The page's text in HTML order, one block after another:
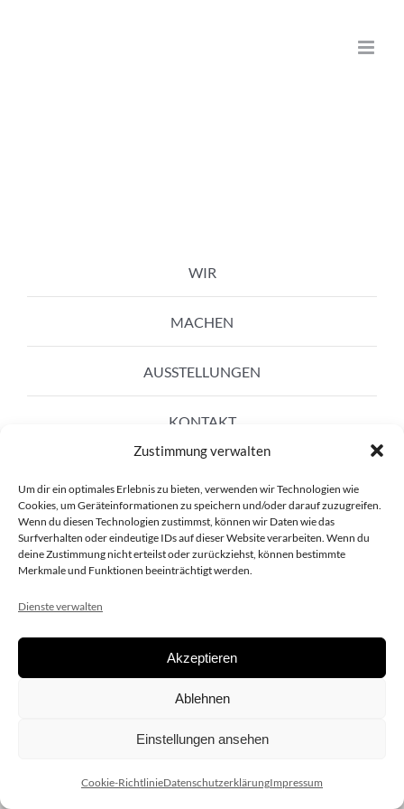
Zustimmung verwalten
Um dir ein optimales Erlebnis zu bieten, verwenden wir Technologien wie
Cookies, um Geräteinformationen zu speichern und/oder darauf zuzugreifen.
Wenn du diesen Technologien zustimmst, können wir Daten wie das
Surfverhalten oder eindeutige IDs auf dieser Website verarbeiten. Wenn du
deine Zustimmung nicht erteilst oder zurückziehst, können bestimmte
Merkmale und Funktionen beeinträchtigt werden.
Dienste verwalten
Akzeptieren
Ablehnen
Einstellungen ansehen
Cookie-RichtlinieDatenschutzerklärungImpressum
WIR
MACHEN
AUSSTELLUNGEN
KONTAKT
Copyright 2020 dieSCHAUsteller.at |Datenschützerklärung|
| Design:www.ARGEntur.at